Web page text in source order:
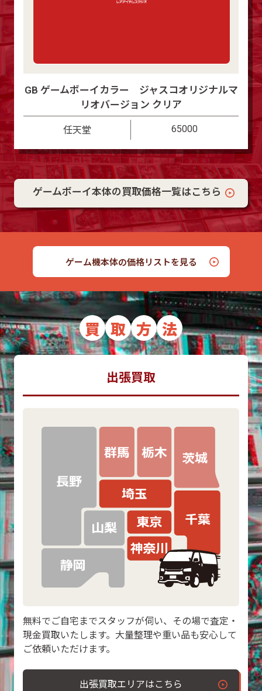
GB ゲームボーイカラー ジャスコオリジナルマ
リオバージョン クリア
任天堂 65000
ゲームボーイ本体の買取価格一覧はこちら
ゲーム機本体の価格リストを見る
買 取 方 法
出張買取
無料でご自宅までスタッフが伺い、その場で査定・
現金買取いたします。大量整理や重い品も安心して
ご依頼いただけます。
出張買取エリアはこちら